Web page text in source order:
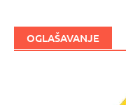
OGLAŠAVANJE